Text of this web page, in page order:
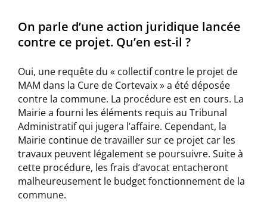
On parle d’une action juridique lancée
contre ce projet. Qu’en est-il ?
Oui, une requête du « collectif contre le projet de
MAM dans la Cure de Cortevaix » a été déposée
contre la commune. La procédure est en cours. La
Mairie a fourni les éléments requis au Tribunal
Administratif qui jugera l’affaire. Cependant, la
Mairie continue de travailler sur ce projet car les
travaux peuvent légalement se poursuivre. Suite à
cette procédure, les frais d’avocat entacheront
malheureusement le budget fonctionnement de la
commune.